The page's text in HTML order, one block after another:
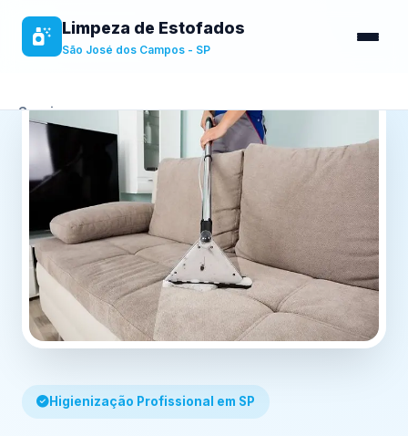
Limpeza de Estofados
São José dos Campos - SP
Serviços
Sobre
Benefícios
Contato
Higienização Profissional em SP